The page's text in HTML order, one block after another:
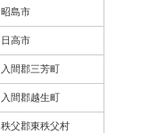
昭島市
日高市
入間郡三芳町
入間郡越生町
秩父郡東秩父村